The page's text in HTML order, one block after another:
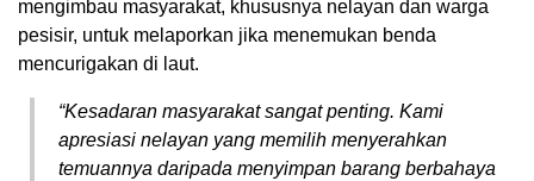
mengimbau masyarakat, khususnya nelayan dan warga
pesisir, untuk melaporkan jika menemukan benda
mencurigakan di laut.
“Kesadaran masyarakat sangat penting. Kami
apresiasi nelayan yang memilih menyerahkan
temuannya daripada menyimpan barang berbahaya